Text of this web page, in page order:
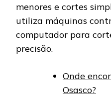
menores e cortes
utiliza máquinas
computador para
precisão.
Onde
Osasco?